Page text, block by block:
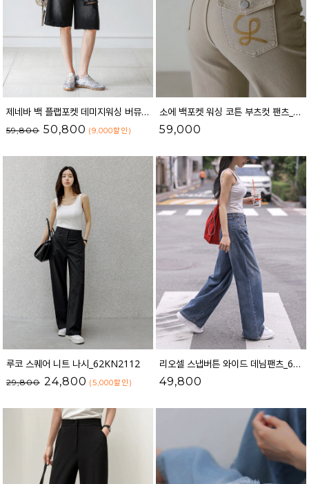
제네바 백 플랩포켓 데미지워싱 버뮤다 데님 팬츠_62PT2564
59,800 50,800 (9,000할인 )
소에 백포켓 워싱 코튼 부츠컷 팬츠_61CP1576
59,000
루코 스퀘어 니트 나시_62KN2112
29,800 24,800 (5,000할인 )
리오셀 스냅버튼 와이드 데님팬츠_62DP2553
49,800